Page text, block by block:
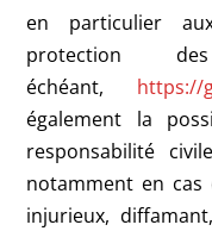
en particulier
protection
échéant,
https://
également la
responsabilité
notamment en cas
injurieux,